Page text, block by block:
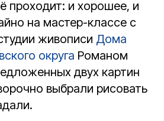
проходит: и хорошее, и
на мастер-классе с
живописи Дома
округа Романом
двух картин
выбрали рисовать